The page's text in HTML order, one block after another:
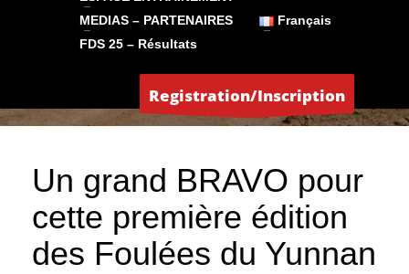
MEDIAS – PARTENAIRES
Français
FDS 25 – Résultats
Registration/Inscription
JEUDI, 31 JUILLET 2014 / PUBLISHED INMEDIAS
Un grand BRAVO pour
cette première édition
des Foulées du Yunnan